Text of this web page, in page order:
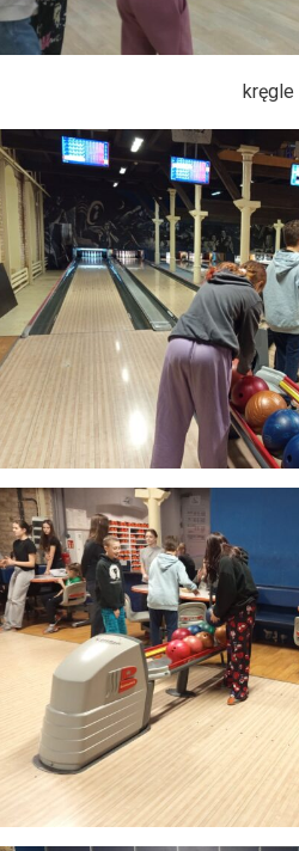
kręgle